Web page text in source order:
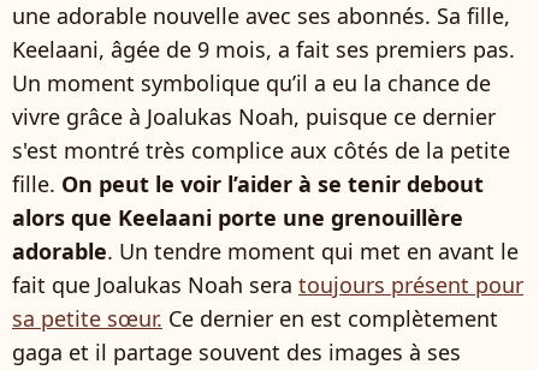
une adorable nouvelle avec ses abonnés. Sa fille,
Keelaani, âgée de 9 mois, a fait ses premiers pas.
Un moment symbolique qu’il a eu la chance de
vivre grâce à Joalukas Noah, puisque ce dernier
s'est montré très complice aux côtés de la petite
fille. On peut le voir l’aider à se tenir debout
alors que Keelaani porte une grenouillère
adorable. Un tendre moment qui met en avant le
fait que Joalukas Noah sera toujours présent pour
sa petite sœur. Ce dernier en est complètement
gaga et il partage souvent des images à ses